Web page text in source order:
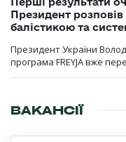
Президент
балістикою та
Президент України
програма FREYJA вже
ВАКАНСІЇ